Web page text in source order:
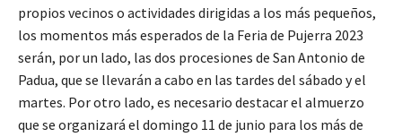
propios vecinos o actividades dirigidas a los más pequeños,
los momentos más esperados de la Feria de Pujerra 2023
serán, por un lado, las dos procesiones de San Antonio de
Padua, que se llevarán a cabo en las tardes del sábado y el
martes. Por otro lado, es necesario destacar el almuerzo
que se organizará el domingo 11 de junio para los más de